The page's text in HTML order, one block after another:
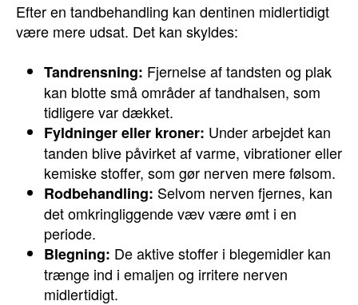
Efter en tandbehandling kan dentinen midlertidigt
være mere udsat. Det kan skyldes:
Tandrensning: Fjernelse af tandsten og plak
kan blotte små områder af tandhalsen, som
tidligere var dækket.
Fyldninger eller kroner: Under arbejdet kan
tanden blive påvirket af varme, vibrationer eller
kemiske stoffer, som gør nerven mere følsom.
Rodbehandling: Selvom nerven fjernes, kan
det omkringliggende væv være ømt i en
periode.
Blegning: De aktive stoffer i blegemidler kan
trænge ind i emaljen og irritere nerven
midlertidigt.